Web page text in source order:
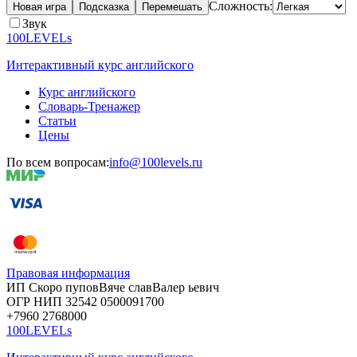
Новая игра Подсказка Перемешать Сложность:
Звук
100LEVELs
Интерактивный курс английского
Курс английского
Словарь-Тренажер
Статьи
Цены
По всем вопросам:info@100levels.ru
Правовая информация
ИП Скоро пуповВяче славВалер ьевич
ОГР НИП 32542 0500091700
+7960 2768000
100LEVELs